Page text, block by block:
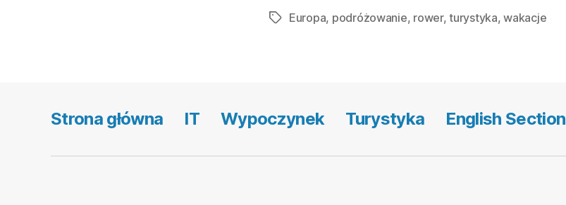
TagiEuropa, podróżowanie, rower,turystyka,wakacje
Strona główna IT Wypoczynek Turystyka English Section